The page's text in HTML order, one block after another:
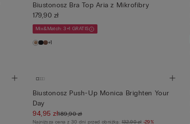
Biustonosz Bra Top Aria z Mikrofibry
179,90 zł
Mix&Match: 3+1 GRATIS
+1
Biustonosz Push-Up Monica Brighten Your
Day
94,95 zł189,90 zł
Najniższa cena z 30 dni przed obniżką:132,90 zł -29%